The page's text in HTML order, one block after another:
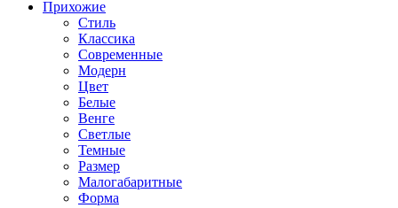
Прихожие
Стиль
Классика
Современные
Модерн
Цвет
Белые
Венге
Светлые
Темные
Размер
Малогабаритные
Форма